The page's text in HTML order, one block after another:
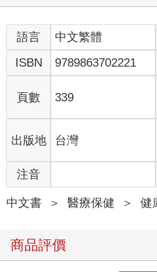
語言 中文繁體
ISBN
9789863702221
頁數 339
出版地 台灣
注音
中文書 ＞ 醫療保健 ＞ 健
商品評價